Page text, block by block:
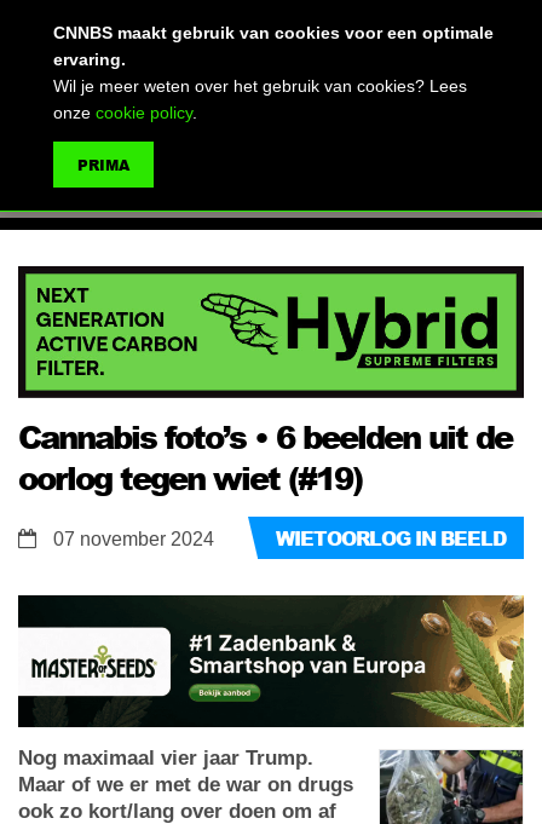
Cannabis foto’s • 6 beelden uit de
oorlog tegen wiet (#19)
WIETOORLOG IN BEELD
07 november 2024
Nog maximaal vier jaar Trump.
Maar of we er met de war on drugs
ook zo kort/lang over doen om af
CNNBS maakt gebruik van cookies voor een optimale
ervaring.
Wil je meer weten over het gebruik van cookies? Lees
onze cookie policy.
PRIMA